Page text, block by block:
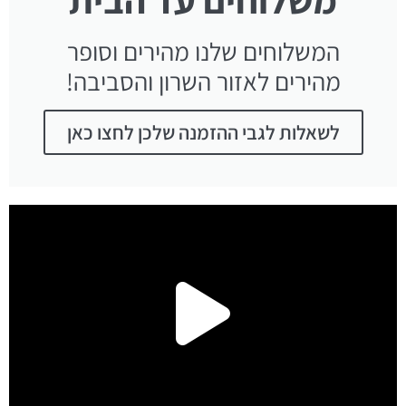
המשלוחים שלנו מהירים וסופר
מהירים לאזור השרון והסביבה!
לשאלות לגבי ההזמנה שלכן לחצו כאן